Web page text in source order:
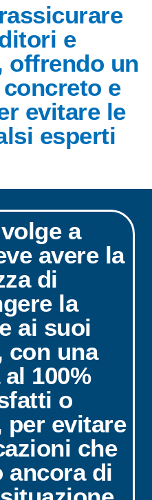
e
offrendo un
e
evitare le
esperti
a
avere la
di
la
ai suoi
con una
100%
o
evitare
che
ancora di